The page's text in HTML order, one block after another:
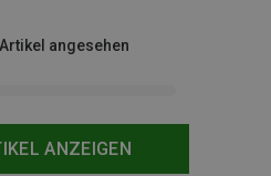
ANZEIGEN
angesehen